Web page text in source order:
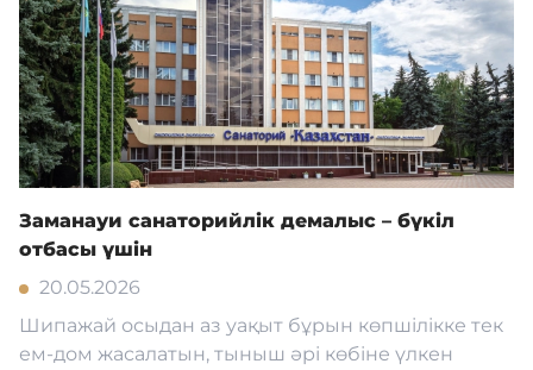
Заманауи санаторийлік демалыс – бүкіл
отбасы үшін
20.05.2026
Шипажай осыдан аз уақыт бұрын көпшілікке тек
ем-дом жасалатын, тыныш әрі көбіне үлкен